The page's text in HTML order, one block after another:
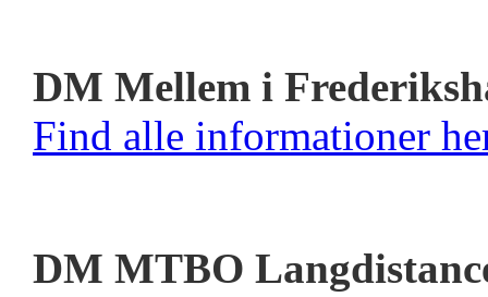
DM Mellem i
Find alle informationer
DM MTBO